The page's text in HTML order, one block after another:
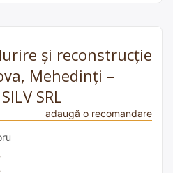
și reconstrucție
Mehedinți –
SRL
adaugă o recomandare